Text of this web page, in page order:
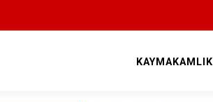
KAYMAKAMLIK